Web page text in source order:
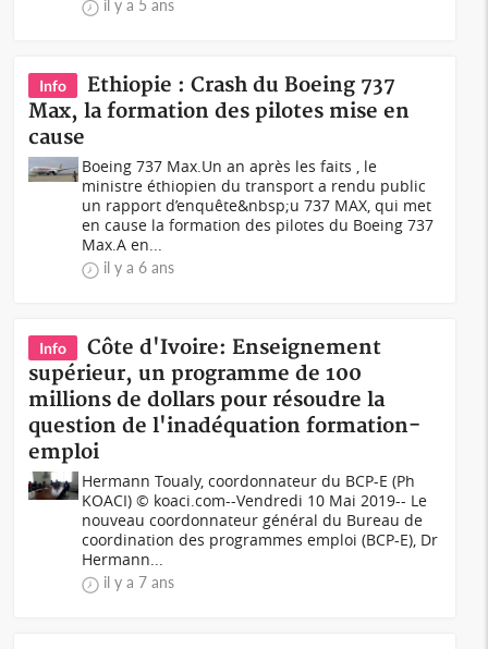
il y a 5 ans
Info
Ethiopie : Crash du Boeing 737
Max, la formation des pilotes mise en
cause
Boeing 737 Max.Un an après les faits , le
ministre éthiopien du transport a rendu public
un rapport d’enquête&nbsp;u 737 MAX, qui met
en cause la formation des pilotes du Boeing 737
Max.A en...
il y a 6 ans
Info
Côte d'Ivoire: Enseignement
supérieur, un programme de 100
millions de dollars pour résoudre la
question de l'inadéquation formation-
emploi
Hermann Toualy, coordonnateur du BCP-E (Ph
KOACI) © koaci.com--Vendredi 10 Mai 2019-- Le
nouveau coordonnateur général du Bureau de
coordination des programmes emploi (BCP-E), Dr
Hermann...
il y a 7 ans